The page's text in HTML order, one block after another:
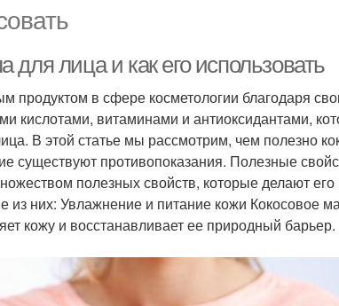
для лица и как его использовать
продуктом в сфере косметологии благодаря
витаминами и антиоксидантами,
В этой статье мы рассмотрим, чем полезно
существуют противопоказания. Полезные
полезных свойств, которые делают
из них: Увлажнение и питание кожи Кокосовое
кожу и восстанавливает ее природный